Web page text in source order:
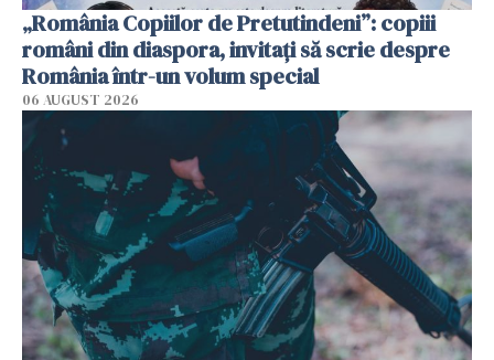
„România Copiilor de Pretutindeni”: copiii
români din diaspora, invitați să scrie despre
România într-un volum special
06 AUGUST 2026